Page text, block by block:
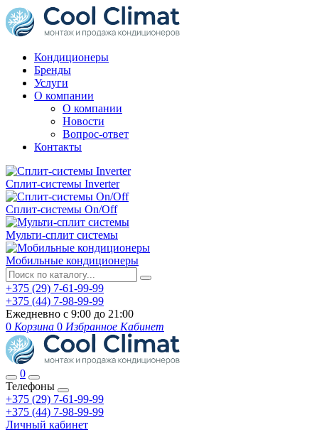
Кондиционеры
Бренды
Услуги
О компании
О компании
Новости
Вопрос-ответ
Контакты
Сплит-системы Inverter
Сплит-системы On/Off
Мульти-сплит системы
Мобильные кондиционеры
+375 (29) 7-61-99-99
+375 (44) 7-98-99-99
Ежедневно с 9:00 до 21:00
0 Корзина 0 Избранное Кабинет
0
Телефоны
+375 (29) 7-61-99-99
+375 (44) 7-98-99-99
Личный кабинет